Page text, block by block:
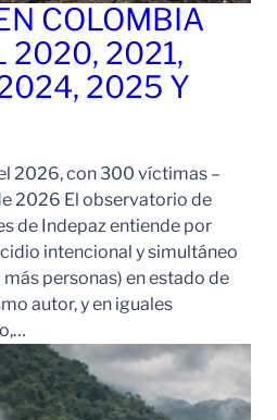
COLOMBIA
2020, 2021,
2025 Y
2026, con 300 víctimas –
2026 El observatorio de
de Indepaz entiende por
intencional y simultáneo
personas) en estado de
autor, y en iguales